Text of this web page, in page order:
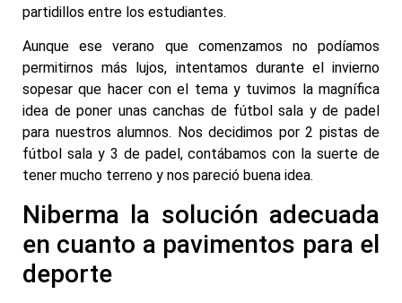
partidillos entre los estudiantes.
Aunque ese verano que comenzamos no podíamos
permitirnos más lujos, intentamos durante el invierno
sopesar que hacer con el tema y tuvimos la magnífica
idea de poner unas canchas de fútbol sala y de padel
para nuestros alumnos. Nos decidimos por 2 pistas de
fútbol sala y 3 de padel, contábamos con la suerte de
tener mucho terreno y nos pareció buena idea.
Niberma la solución adecuada
en cuanto a pavimentos para el
deporte